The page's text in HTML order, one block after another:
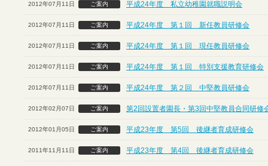
2012年07月11日 ご案内 平成24年度 私立幼稚園就職説明会
2012年07月11日 ご案内 平成24年度 第１回 新任教員研修会
2012年07月11日 ご案内 平成24年度 第１回 現任教員研修会
2012年07月11日 ご案内 平成24年度 第１回 特別支援教育研修会
2012年07月11日 ご案内 平成24年度 第２回 中堅教員研修会
2012年02月07日 ご案内 第2回設置者園長・第3回中堅教員合同研修
2012年01月05日 ご案内 平成23年度 第5回 後継者育成研修会
2011年11月11日 ご案内 平成23年度 第4回 後継者育成研修会